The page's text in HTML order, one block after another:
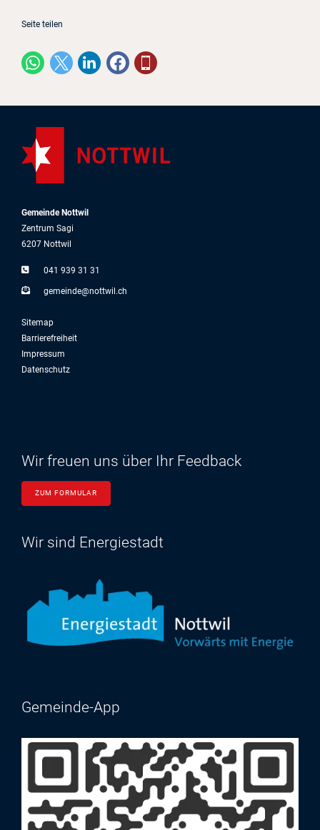
Seite teilen
Gemeinde Nottwil
Zentrum Sagi
6207 Nottwil
041 939 31 31
g m nd n ttw l ch
Sitemap
Barrierefreiheit
Impressum
Datenschutz
Wir freuen uns über Ihr Feedback
ZUM FORMULAR
Wir sind Energiestadt
Gemeinde-App